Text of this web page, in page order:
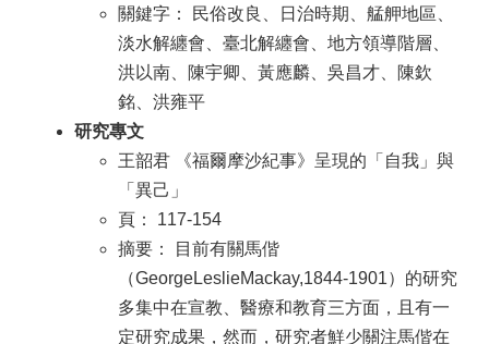
關鍵字： 民俗改良、日治時期、艋舺地區、
淡水解纏會、臺北解纏會、地方領導階層、
洪以南、陳宇卿、黃應麟、吳昌才、陳欽
銘、洪雍平
研究專文
王韶君 《福爾摩沙紀事》呈現的「自我」與
「異己」
頁： 117-154
摘要： 目前有關馬偕
（GeorgeLeslieMackay,1844-1901）的研究
多集中在宣教、醫療和教育三方面，且有一
定研究成果，然而，研究者鮮少關注馬偕在